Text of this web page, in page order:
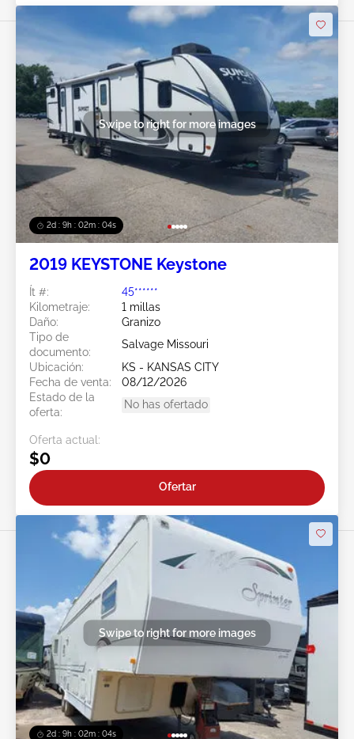
2d : 9h : 02m : 01s
Swipe to right for more images
2019 KEYSTONE Keystone
Ít #:
45******
Kilometraje:
1 millas
Daño:
Granizo
Tipo de
documento:
Salvage Missouri
Ubicación:
KS - KANSAS CITY
Fecha de venta:
08/12/2026
Estado de la
oferta:
No has ofertado
Oferta actual:
$0
Ofertar
2d : 9h : 02m : 01s
Swipe to right for more images